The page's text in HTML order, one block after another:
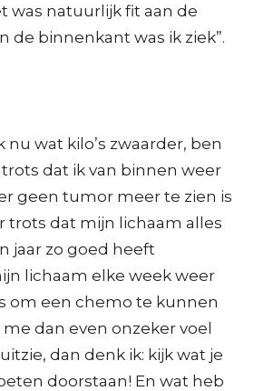
was natuurlijk fit aan de
de binnenkant was ik ziek”.
nu wat kilo’s zwaarder, ben
dat ik van binnen weer
geen tumor meer te zien is
trots dat mijn lichaam alles
jaar zo goed heeft
lichaam elke week weer
om een chemo te kunnen
me dan even onzeker voel
dan denk ik: kijk wat je
doorstaan! En wat heb